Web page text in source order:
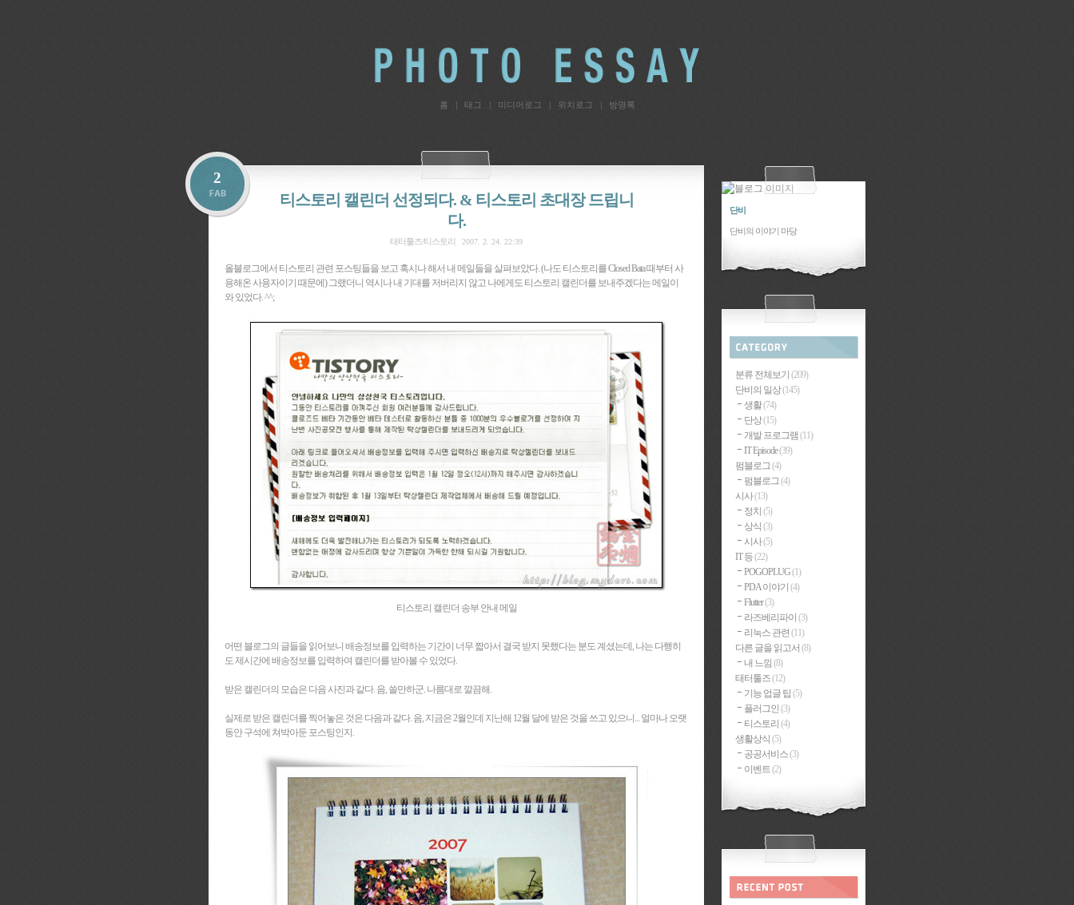
홈 태그 미디어로그 위치로그 방명록
2
티스토리 캘린더 선정되다. & 티스토리 초대장 드립니
다.
태터툴즈/티스토리 2007. 2. 24. 22:39
올블로그에서 티스토리 관련 포스팅들을 보고 혹시나 해서 내 메일들을 살펴보았다. (나도 티스토리를 Closed Bata 때부터 사
용해온 사용자이기 때문에) 그랬더니 역시나 내 기대를 저버리지 않고 나에게도 티스토리 캘린더를 보내주겠다는 메일이
와 있었다. ^^;
티스토리 캘린더 송부 안내 메일
어떤 블로그의 글들을 읽어보니 배송정보를 입력하는 기간이 너무 짧아서 결국 받지 못했다는 분도 계셨는데, 나는 다행히
도 제시간에 배송정보를 입력하여 캘린더를 받아볼 수 있었다.
받은 캘린더의 모습은 다음 사진과 같다. 음, 쓸만하군. 나름대로 깔끔해.
실제로 받은 캘린더를 찍어놓은 것은 다음과 같다. 음, 지금은 2월인데 지난해 12월 달에 받은 것을 쓰고 있으니... 얼마나 오랫
동안 구석에 쳐박아둔 포스팅인지.
단비
단비의 이야기 마당
분류 전체보기 (209)
단비의 일상(145)
생활(74)
단상(15)
개발 프로그램 (11)
IT Episode(39)
펌블로그(4)
펌블로그(4)
시사(13)
정치 (5)
상식 (3)
시사(5)
IT 등(22)
POGOPLUG(1)
PDA 이야기 (4)
Flutter(3)
라즈베리파이 (3)
리눅스 관련 (11)
다른 글을 읽고서 (8)
내 느낌 (8)
태터툴즈(12)
기능 업글 팁 (5)
플러그인 (3)
티스토리 (4)
생활상식 (5)
공공서비스(3)
이벤트(2)